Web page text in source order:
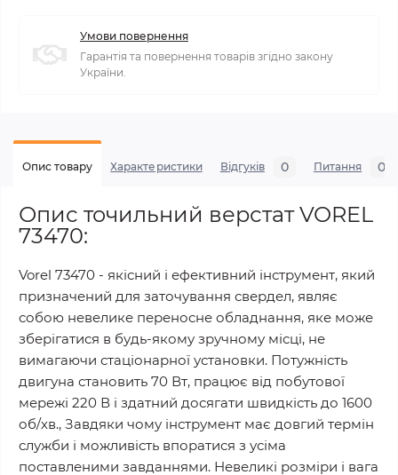
Умови повернення
Гарантія та повернення товарів згідно закону
України.
Опис товару Характеристики Відгуків 0 Питання 0
Опис точильний верстат VOREL
73470:
Vorel 73470 - якісний і ефективний інструмент, який
призначений для заточування свердел, являє
собою невелике переносне обладнання, яке може
зберігатися в будь-якому зручному місці, не
вимагаючи стаціонарної установки. Потужність
двигуна становить 70 Вт, працює від побутової
мережі 220 В і здатний досягати швидкість до 1600
об/хв., Завдяки чому інструмент має довгий термін
служби і можливість впоратися з усіма
поставленими завданнями. Невеликі розміри і вага